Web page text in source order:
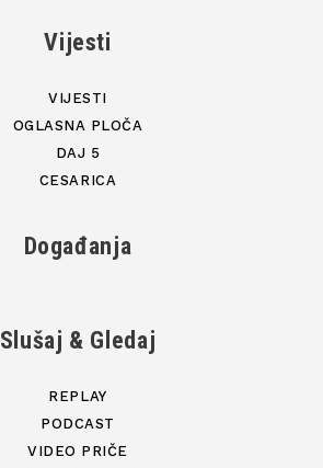
Vijesti
VIJESTI
OGLASNA PLOČA
DAJ 5
CESARICA
Događanja
Slušaj & Gledaj
REPLAY
PODCAST
VIDEO PRIČE